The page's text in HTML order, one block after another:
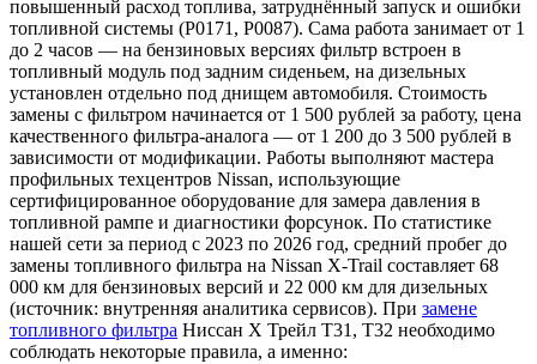
повышенный расход топлива, затруднённый запуск и ошибки
топливной системы (P0171, P0087). Сама работа занимает от 1
до 2 часов — на бензиновых версиях фильтр встроен в
топливный модуль под задним сиденьем, на дизельных
установлен отдельно под днищем автомобиля. Стоимость
замены с фильтром начинается от 1 500 рублей за работу, цена
качественного фильтра-аналога — от 1 200 до 3 500 рублей в
зависимости от модификации. Работы выполняют мастера
профильных техцентров Nissan, использующие
сертифицированное оборудование для замера давления в
топливной рампе и диагностики форсунок. По статистике
нашей сети за период с 2023 по 2026 год, средний пробег до
замены топливного фильтра на Nissan X-Trail составляет 68
000 км для бензиновых версий и 22 000 км для дизельных
(источник: внутренняя аналитика сервисов). При замене
топливного фильтра Ниссан Х Трейл Т31, Т32 необходимо
соблюдать некоторые правила, а именно: